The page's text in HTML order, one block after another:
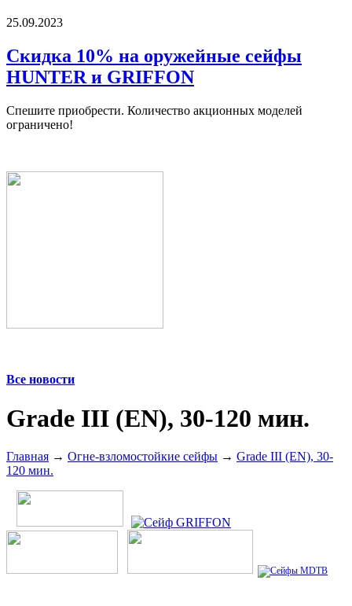
25.09.2023
Скидка 10% на оружейные сейфы
HUNTER и GRIFFON
Спешите приобрести. Количество акционных моделей
ограничено!
Все новости
Grade III (EN), 30-120 мин.
Главная → Огне-взломостойкие сейфы → Grade III (EN), 30-
120 мин.